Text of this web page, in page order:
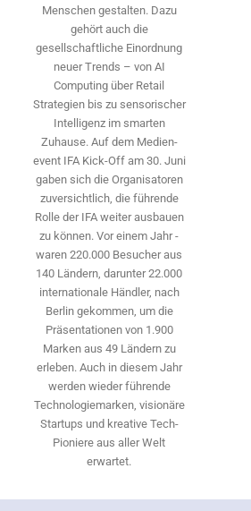
Menschen gestalten. Dazu
gehört auch die
gesellschaftliche Einordnung
neuer Trends – von AI
Computing über Retail
Strategien bis zu sensorischer
Intelligenz im smarten
Zuhause. Auf dem Medien­
event IFA Kick-Off am 30. Juni
gaben sich die Organisatoren
zuversichtlich, die führende
Rolle der IFA weiter ausbauen
zu können. Vor einem Jahr ­
waren 220.000 Besucher aus
140 ­Ländern, ­darunter 22.000
internationale Händler, nach
Berlin gekommen, um die
Präsen­tationen von 1.900
Marken aus 49 Ländern zu
erleben. Auch in diesem Jahr
werden wieder führende
Technologiemarken, visionäre
Startups und ­kreative Tech-
Pioniere aus aller Welt
erwartet.